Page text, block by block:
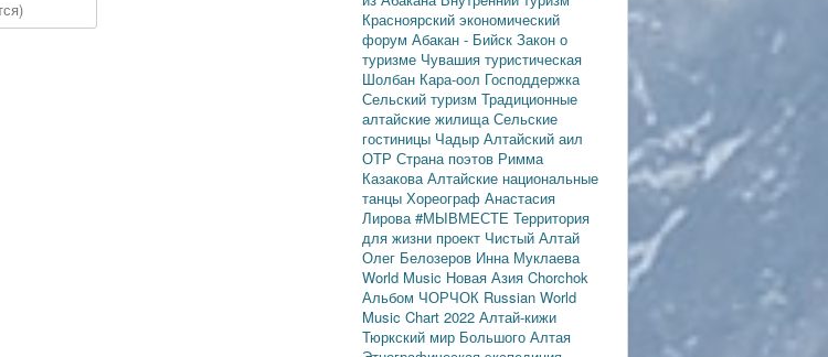
Красноярский экономический
форум Абакан - Бийск Закон о
туризме Чувашия туристическая
Шолбан Кара-оол Господдержка
Сельский туризм Традиционные
алтайские жилищаСельские
гостиницы Чадыр Алтайский аил
ОТР Страна поэтов Римма
КазаковаАлтайские национальные
танцы Хореограф Анастасия
Лирова#МЫВМЕСТЕ Территория
для жизни проект Чистый Алтай
Олег Белозеров Инна Муклаева
World Music Новая Азия Chorchok
Альбом ЧОРЧОК Russian World
Music Chart 2022 Алтай-кижи
Тюркский мир Большого Алтая